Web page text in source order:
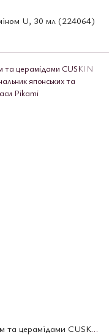
U, 30 мл (224064)
Збагачений пептидний крем з колагеном та церамідами CUSKIN Clean-Up, 50 мл (222848)